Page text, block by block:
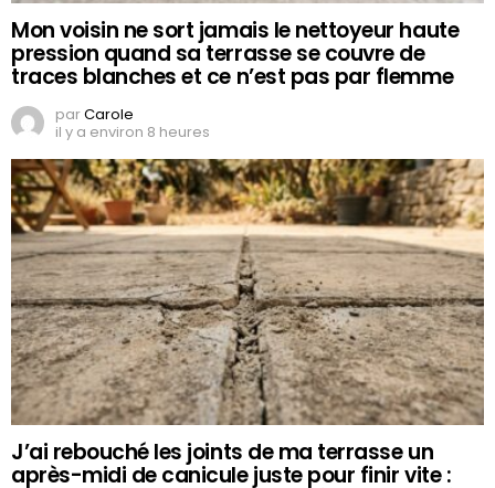
Mon voisin ne sort jamais le nettoyeur haute
pression quand sa terrasse se couvre de
traces blanches et ce n’est pas par flemme
parCarole
il y a environ 8 heures
J’ai rebouché les joints de ma terrasse un
après-midi de canicule juste pour finir vite :